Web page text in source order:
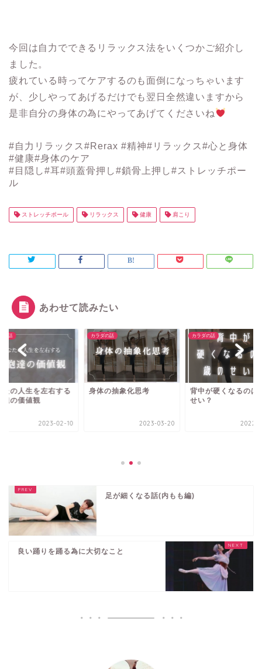
今回は自力でできるリラックス法をいくつかご紹介し
ました。
疲れている時ってケアするのも面倒になっちゃいます
が、少しやってあげるだけでも翌日全然違いますから
是非自分の身体の為にやってあげてくださいね
#自力リラックス#Rerax #精神#リラックス#心と身体
#健康#身体のケア
#目隠し#耳#頭蓋骨押し#鎖骨上押し#ストレッチポー
ル
ストレッチポール リラックス 健康 肩こり
あわせて読みたい
の話
たの人生を左右する
達の価値観
2023-02-10
カラダの話
身体の抽象化思考
2023-03-20
カラダの話
背中が硬くなるのは
せい？
2022-
足が細くなる話(内もも編)
良い踊りを踊る為に大切なこと